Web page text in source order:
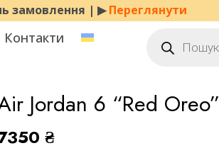
замовлення | ▶︎Переглянути
Контакти
Jordan 6 “Red Oreo”
₴